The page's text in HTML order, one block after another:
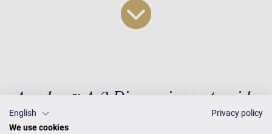
Academy A 2 Dimensions et poids
English
Privacy policy
We use cookies